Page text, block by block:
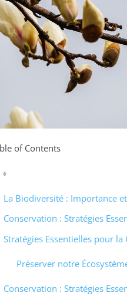
of Contents
La Biodiversité : Importance
Conservation : Stratégies
Stratégies Essentielles pour
Préserver notre
Conservation : Stratégies